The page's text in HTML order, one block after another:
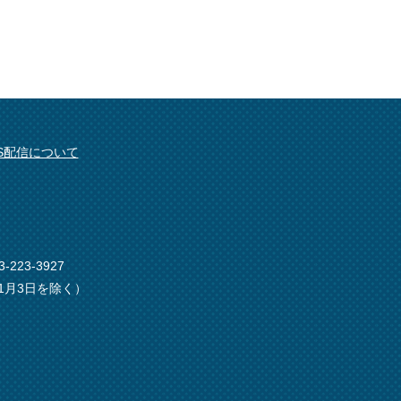
配信について
223-3927
3日を除く）